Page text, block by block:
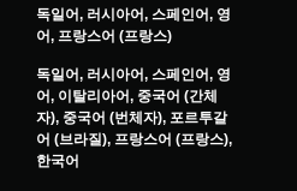
독일어, 러시아어, 스페인어, 영
어, 프랑스어 (프랑스)
독일어, 러시아어, 스페인어, 영
어, 이탈리아어, 중국어 (간체
자), 중국어 (번체자), 포르투갈
어 (브라질), 프랑스어 (프랑스),
한국어